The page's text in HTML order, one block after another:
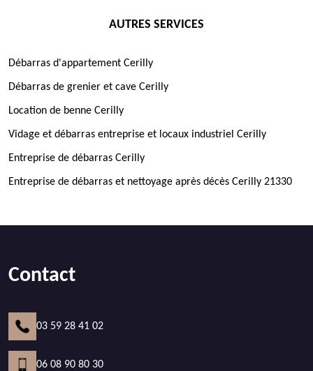
AUTRES SERVICES
Débarras d'appartement Cerilly
Débarras de grenier et cave Cerilly
Location de benne Cerilly
Vidage et débarras entreprise et locaux industriel Cerilly
Entreprise de débarras Cerilly
Entreprise de débarras et nettoyage après décès Cerilly 21330
Contact
03 59 28 41 02
06 08 90 80 30